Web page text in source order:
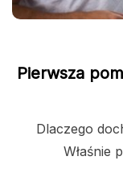
Pierwsza
Dlaczego
Właśnie